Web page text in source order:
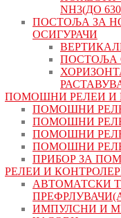
NH3(ДО
ПОСТОЉА ЗА
ОСИГУРАЧИ
ПОСТОЉА
ПОМОШНИ РЕЛЕИ И
ПОМОШНИ
ПОМОШНИ
ПОМОШНИ
ПОМОШНИ
ПРИБОР ЗА
РЕЛЕИ И
АВТОМАТСКИ
ИМПУЛСНИ И